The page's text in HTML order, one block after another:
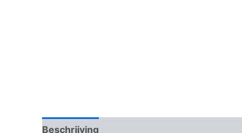
Beschrijving